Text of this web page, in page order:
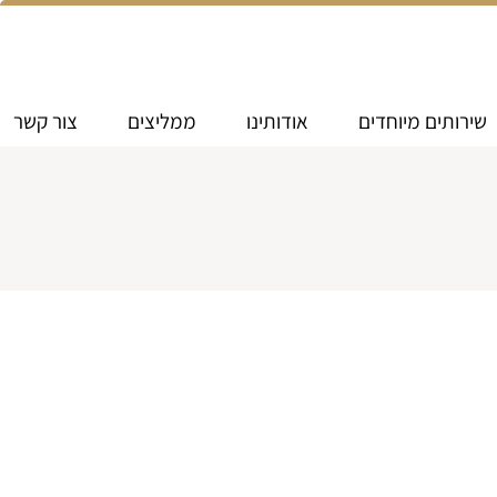
שירותים מיוחדים אודותינו ממליצים צור קשר